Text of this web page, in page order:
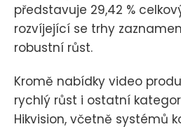
představuje 29,42 %
rozvíjející se trhy
robustní růst.
Kromě nabídky video
rychlý růst i ostatní
Hikvision, včetně systémů